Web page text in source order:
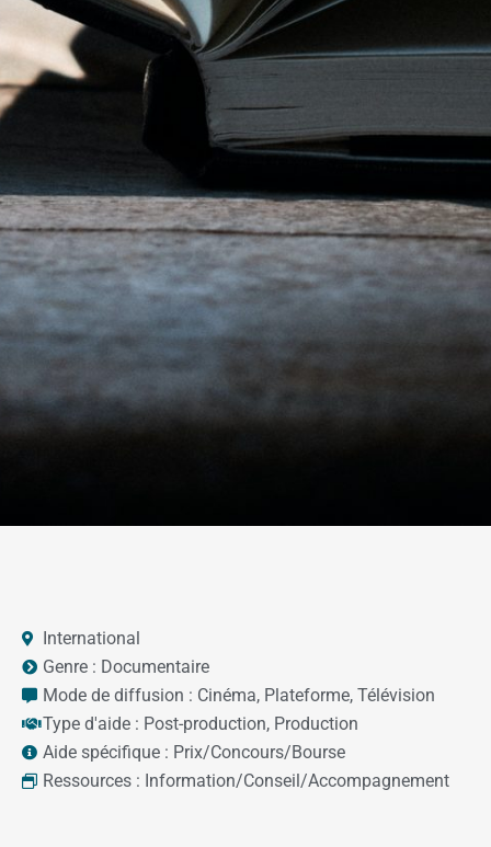
International
Genre : Documentaire
Mode de diffusion : Cinéma, Plateforme, Télévision
Type d'aide : Post-production, Production
Aide spécifique : Prix/Concours/Bourse
Ressources : Information/Conseil/Accompagnement